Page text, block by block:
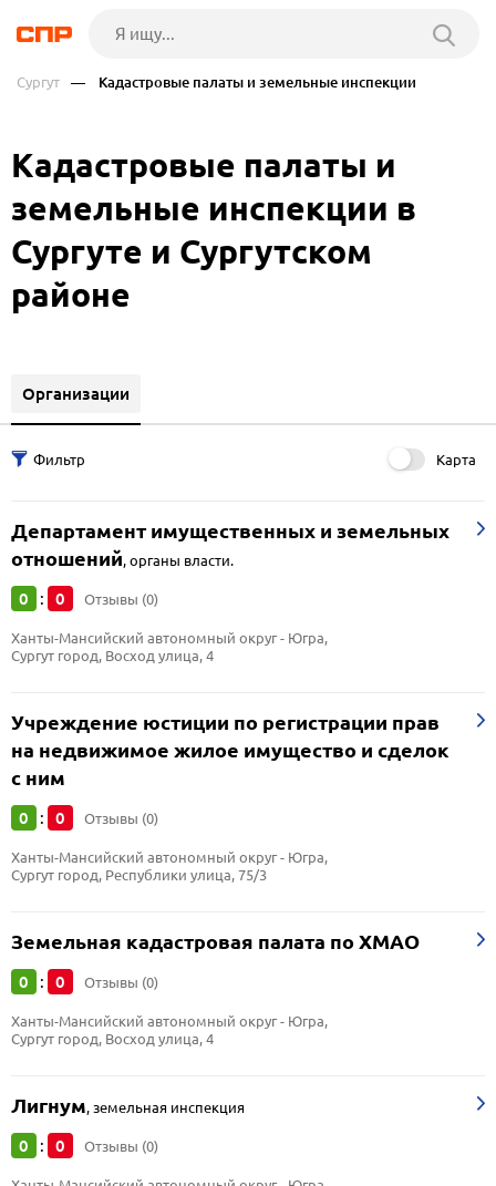
Сургут — Кадастровые палаты и земельные инспекции
Кадастровые палаты и
земельные инспекции в
Сургуте и Сургутском
районе
Организации
Карта
Департамент имущественных и земельных
отношений,органы власти.
0 : 0 Отзывы (0)
Ханты-Мансийский автономный округ - Югра,
Сургут город, Восход улица, 4
Учреждение юстиции по регистрации прав
на недвижимое жилое имущество и сделок
с ним
0 : 0 Отзывы (0)
Ханты-Мансийский автономный округ - Югра,
Сургут город, Республики улица, 75/3
Земельная кадастровая палата по ХМАО
0 : 0 Отзывы (0)
Ханты-Мансийский автономный округ - Югра,
Сургут город, Восход улица, 4
Лигнум,земельная инспекция
0 : 0 Отзывы (0)